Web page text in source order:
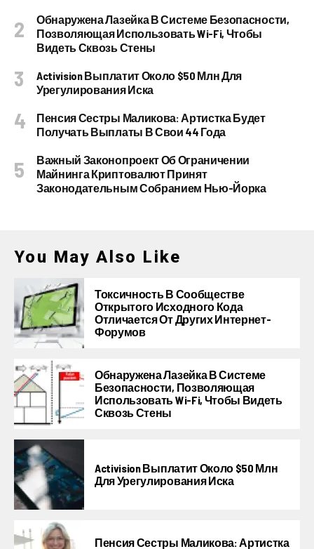
Обнаружена Лазейка В Системе Безопасности,
Позволяющая Использовать Wi-Fi, Чтобы
Видеть Сквозь Стены
Activision Выплатит Около $50 Млн Для
Урегулирования Иска
Пенсия Сестры Маликова: Артистка Будет
Получать Выплаты В Свои 44 Года
Важный Законопроект Об Ограничении
Майнинга Криптовалют Принят
Законодательным Собранием Нью-Йорка
You May Also Like
Токсичность В Сообществе
Открытого Исходного Кода
Отличается От Других Интернет-
Форумов
Обнаружена Лазейка В Системе
Безопасности, Позволяющая
Использовать Wi-Fi, Чтобы Видеть
Сквозь Стены
Activision Выплатит Около $50 Млн
Для Урегулирования Иска
Пенсия Сестры Маликова: Артистка